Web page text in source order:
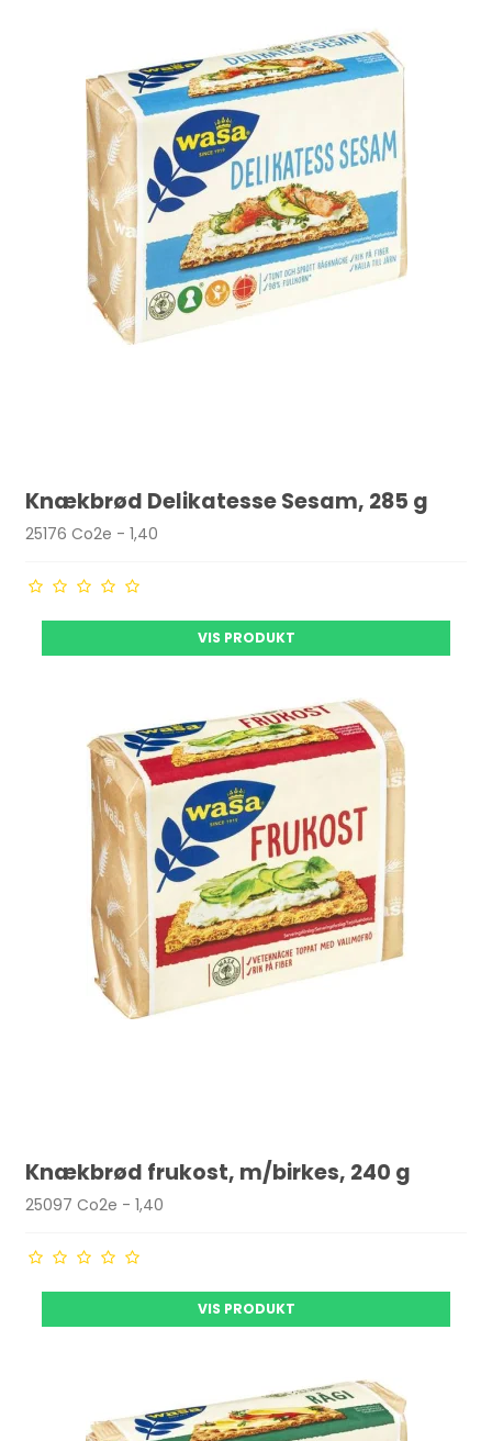
Knækbrød Delikatesse Sesam, 285 g
25176 Co2e - 1,40
VIS PRODUKT
Knækbrød frukost, m/birkes, 240 g
25097 Co2e - 1,40
VIS PRODUKT